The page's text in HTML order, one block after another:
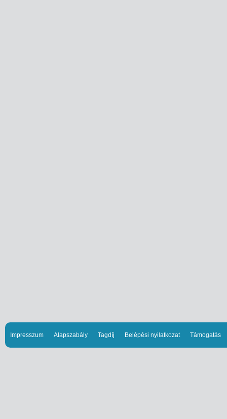
Impresszum Alapszabály Tagdíj Belépési nyilatkozat Támogatás